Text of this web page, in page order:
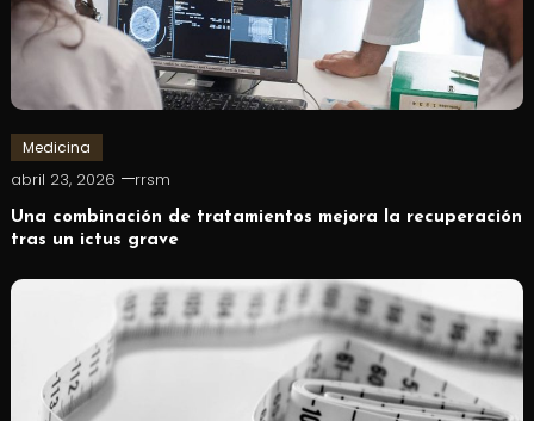
Medicina
abril 23, 2026 rrsm
Una combinación de tratamientos mejora la recuperación
tras un ictus grave